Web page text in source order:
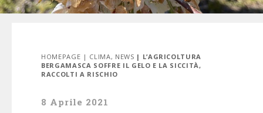
HOMEPAGE | CLIMA, NEWS | L’AGRICOLTURA
BERGAMASCA SOFFRE IL GELO E LA SICCITÀ,
RACCOLTI A RISCHIO
8 Aprile 2021